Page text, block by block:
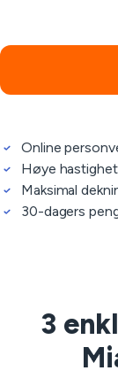
Online
Høye
Maksimal
30-dagers
3